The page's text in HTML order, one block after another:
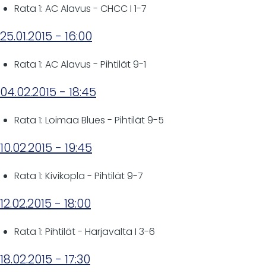
Rata 1: AC Alavus - CHCC I 1-7
25.01.2015 - 16:00
Rata 1: AC Alavus - Pihtilät 9-1
04.02.2015 - 18:45
Rata 1: Loimaa Blues - Pihtilät 9-5
10.02.2015 - 19:45
Rata 1: Kivikopla - Pihtilät 9-7
12.02.2015 - 18:00
Rata 1: Pihtilät - Harjavalta I 3-6
18.02.2015 - 17:30